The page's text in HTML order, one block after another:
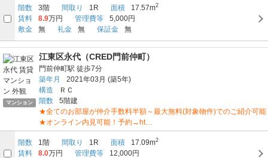
階数 3階 間取り 1R 面積 17.57m2
賃料 8.9万円 管理費等
5,000円
敷金
無 礼金 無 保証金 無
マンション
江東区永代（CRED門前仲町）
門前仲町駅 徒歩7分
築年月
2021年03月 (築5年)
構造
ＲＣ
階数
5階建
★全てのお部屋が仲介手数料半額～最大無料(対象物件)でのご紹介可能
★オンライン内見可能！予約→ht…
階数 1階 間取り 1R 面積 17.09m2
賃料 8.0万円 管理費等
12,000円